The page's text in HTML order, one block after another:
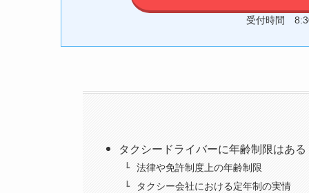
受付時間
タクシードライバーに年齢制限はある
法律や免許制度上の年齢制限
タクシー会社における定年制の実情